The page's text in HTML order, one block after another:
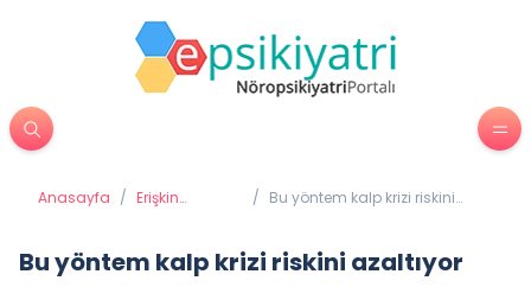
Anasayfa / Erişkin
/ Bu yöntem kalp krizi riskini
Bu yöntem kalp krizi riskini azaltıyor